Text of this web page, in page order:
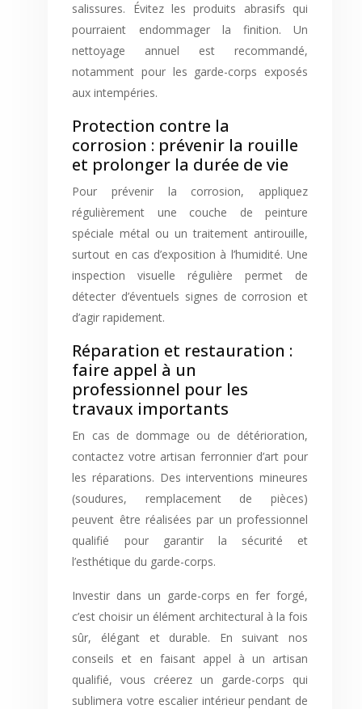
salissures. Évitez les produits abrasifs qui
pourraient endommager la finition. Un
nettoyage annuel est recommandé,
notamment pour les garde-corps exposés
aux intempéries.
Protection contre la
corrosion : prévenir la rouille
et prolonger la durée de vie
Pour prévenir la corrosion, appliquez
régulièrement une couche de peinture
spéciale métal ou un traitement antirouille,
surtout en cas d’exposition à l’humidité. Une
inspection visuelle régulière permet de
détecter d’éventuels signes de corrosion et
d’agir rapidement.
Réparation et restauration :
faire appel à un
professionnel pour les
travaux importants
En cas de dommage ou de détérioration,
contactez votre artisan ferronnier d’art pour
les réparations. Des interventions mineures
(soudures, remplacement de pièces)
peuvent être réalisées par un professionnel
qualifié pour garantir la sécurité et
l’esthétique du garde-corps.
Investir dans un garde-corps en fer forgé,
c’est choisir un élément architectural à la fois
sûr, élégant et durable. En suivant nos
conseils et en faisant appel à un artisan
qualifié, vous créerez un garde-corps qui
sublimera votre escalier intérieur pendant de